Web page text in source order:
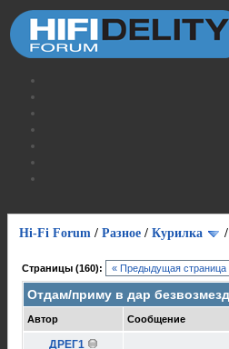
Hi-Fi Forum / Разное / Курилка /
Страницы (160): « Предыдущая страница
Отдам/приму в дар
Автор Сообщение
ДРЕГ1